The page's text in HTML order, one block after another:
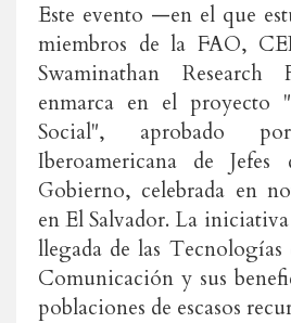
Este evento —en el que
miembros de la FAO,
Swaminathan
enmarca en el proyecto
Social", aprobado
Iberoamericana de
Gobierno, celebrada en
en El Salvador. La
llegada de las
Comunicación y sus
poblaciones de escasos